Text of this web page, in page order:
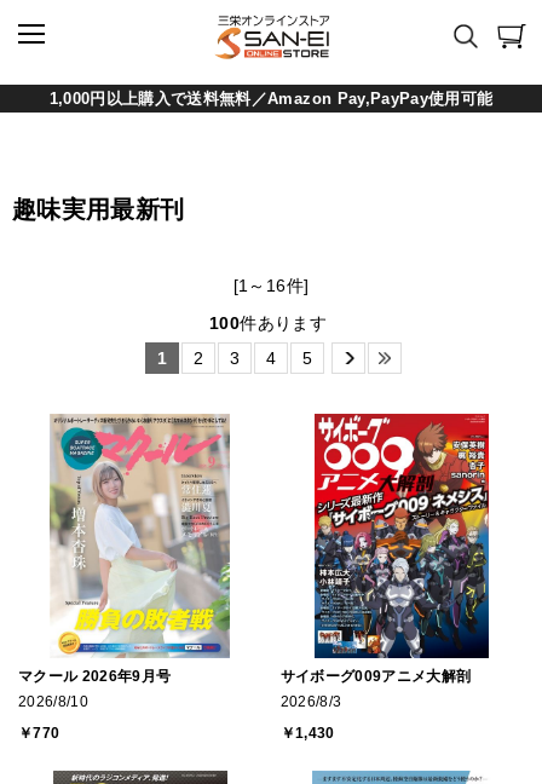
1,000円以上購入で送料無料／Amazon Pay,PayPay使用可能
趣味実用最新刊
[1～16件]
100件あります
1
2 3 4 5
マクール 2026年9月号
2026/8/10
￥770
サイボーグ009アニメ大解剖
2026/8/3
￥1,430